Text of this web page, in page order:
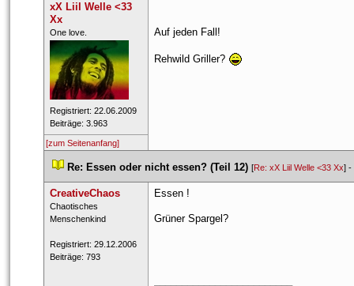
xX Liil Welle <33
Xx
​One love.
Registriert: 22.06.2009
Beiträge: 3.963
Auf jeden Fall!
Rehwild Griller?
[zum Seitenanfang]
Re: Essen oder nicht essen? (Teil 12) [Re: xX Liil Welle <33 Xx] -
CreativeChao
​Chaotisches
Menschenkind
Registriert: 29.12.2006
Beiträge: 793
Essen !
Grüner Spargel?